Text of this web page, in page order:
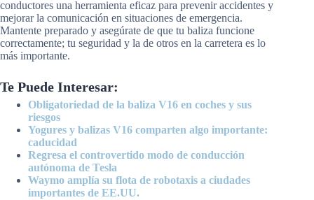
conductores una herramienta eficaz para prevenir accidentes y
mejorar la comunicación en situaciones de emergencia.
Mantente preparado y asegúrate de que tu baliza funcione
correctamente; tu seguridad y la de otros en la carretera es lo
más importante.
Te Puede Interesar:
Obligatoriedad de la baliza V16 en coches y sus
riesgos
Yogures y balizas V16 comparten algo importante:
caducidad
Regresa el controvertido modo de conducción
autónoma de Tesla
Waymo amplía su flota de robotaxis a ciudades
importantes de EE.UU.